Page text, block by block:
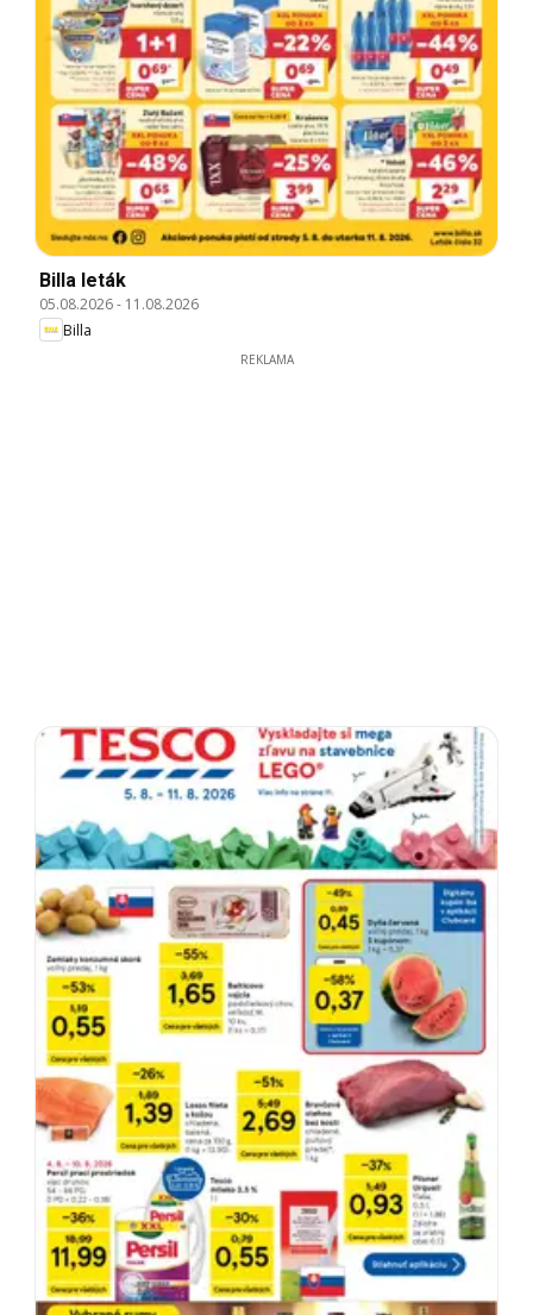
Billa leták
05.08.2026- 11.08.2026
Billa
REKLAMA